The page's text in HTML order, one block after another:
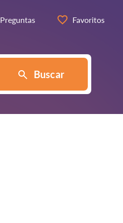
Preguntas Favoritos
Buscar